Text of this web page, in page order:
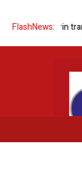
FlashNews:
rețelei prin